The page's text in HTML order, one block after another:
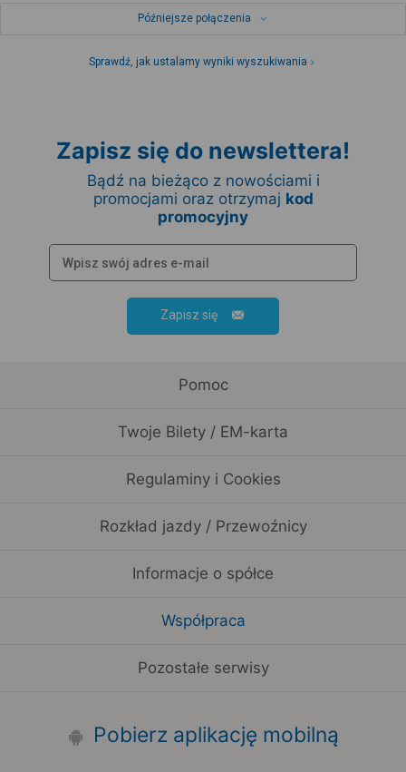
Późniejsze połączenia
Sprawdź, jak ustalamy wyniki wyszukiwania
Zapisz się do newslettera!
Bądź na bieżąco z nowościami i
promocjami oraz otrzymaj kod
promocyjny
Zapisz się
Pomoc
Twoje Bilety / EM-karta
Regulaminy i Cookies
Rozkład jazdy / Przewoźnicy
Informacje o spółce
Współpraca
Pozostałe serwisy
Pobierz aplikację mobilną